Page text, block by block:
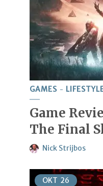
GAMES
Game
The Final
Nick Strijbos
OKT 26